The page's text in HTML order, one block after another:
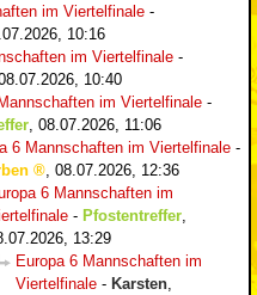
im Viertelfinale -
10:16
im Viertelfinale -
10:40
im Viertelfinale -
08.07.2026, 11:06
6 Mannschaften im Viertelfinale -
08.07.2026, 12:36
6 Mannschaften im
- Pfostentreffer
13:29
Europa 6 Mannschaften im
Viertelfinale - Karsten